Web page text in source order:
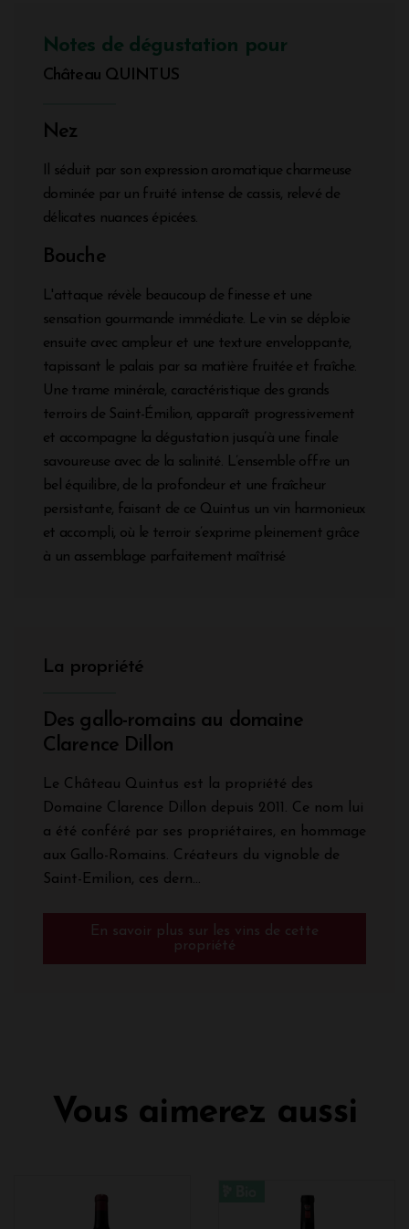
Notes de dégustation pour
Château QUINTUS
Nez
Il séduit par son expression aromatique charmeuse
dominée par un fruité intense de cassis, relevé de
délicates nuances épicées.
Bouche
L'attaque révèle beaucoup de finesse et une
sensation gourmande immédiate. Le vin se déploie
ensuite avec ampleur et une texture enveloppante,
tapissant le palais par sa matière fruitée et fraîche.
Une trame minérale, caractéristique des grands
terroirs de Saint-Émilion, apparaît progressivement
et accompagne la dégustation jusqu’à une finale
savoureuse avec de la salinité. L’ensemble offre un
bel équilibre, de la profondeur et une fraîcheur
persistante, faisant de ce Quintus un vin harmonieux
et accompli, où le terroir s’exprime pleinement grâce
à un assemblage parfaitement maîtrisé
La propriété
Des gallo-romains au domaine
Clarence Dillon
Le Château Quintus est la propriété des
Domaine Clarence Dillon depuis 2011. Ce nom lui
a été conféré par ses propriétaires, en hommage
aux Gallo-Romains. Créateurs du vignoble de
Saint-Emilion, ces dern...
En savoir plus sur les vins de cette
propriété
Vous aimerez aussi